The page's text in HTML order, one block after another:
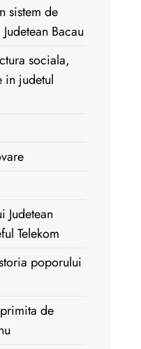
sistem de
Bacau
sociala,
in judetul
Judetean
Telekom
poporului
de